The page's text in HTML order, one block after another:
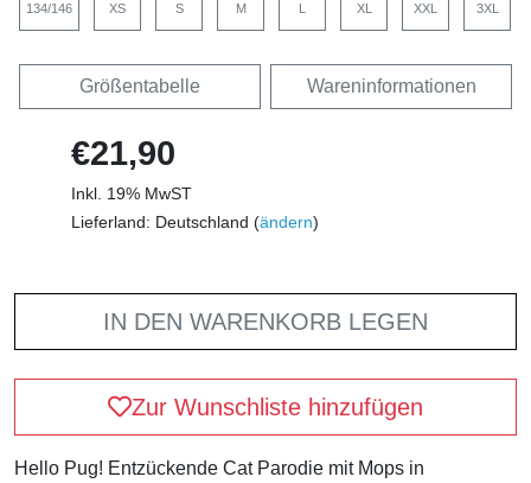
134/146 XS S M L XL XXL 3XL
Größentabelle Wareninformationen
€21,90
Inkl. 19% MwST
Lieferland: Deutschland (ändern)
IN DEN WARENKORB LEGEN
Zur Wunschliste hinzufügen
Hello Pug! Entzückende Cat Parodie mit Mops in